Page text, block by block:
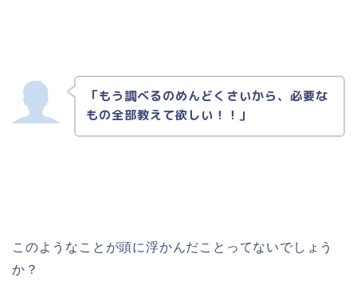
「もう調べるのめんどくさいから、必要な
もの全部教えて欲しい！！」
このようなことが頭に浮かんだことってないでしょう
か？